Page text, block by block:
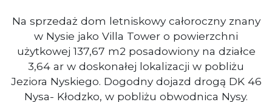
Na sprzedaż dom letniskowy całoroczny znany
w Nysie jako Villa Tower o powierzchni
użytkowej 137,67 m2 posadowiony na działce
3,64 ar w doskonałej lokalizacji w pobliżu
Jeziora Nyskiego. Dogodny dojazd drogą DK 46
Nysa- Kłodzko, w pobliżu obwodnica Nysy.